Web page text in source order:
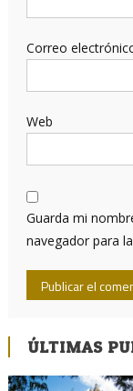
Correo
Web
Guarda mi
navegador para
ÚLTIMAS